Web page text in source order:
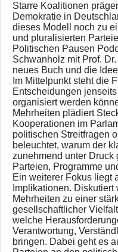
Starre Koalitionen
Demokratie in
dieses Modell noch zu
und pluralisierten
Politischen Pausen
Schwanholz mit Prof.
neues Buch und die
Im Mittelpunkt steht die
Entscheidungen
organisiert werden
Mehrheiten plädiert
Kooperationen im
politischen Streitfragen
beleuchtet, warum der
zunehmend unter Druck
Parteien, Programme
Ein weiterer Fokus liegt
Implikationen.
Mehrheiten zu einer
gesellschaftlicher
welche
Verantwortung,
bringen. Dabei geht es